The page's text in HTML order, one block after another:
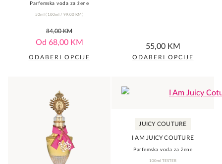
Parfemska voda za žene
50ml ( 100ml / 99,00 KM
0,0
rating
84,00KM
Od 68,00 KM
ODABERI OPCIJE
has
multiple
variants.
The
options
may
0,0
rating
55,00 KM
ODABERI OPCIJE
has
JUICY COUTURE
I AM JUICY COUTURE
Parfemska voda za žene
100ml TESTER